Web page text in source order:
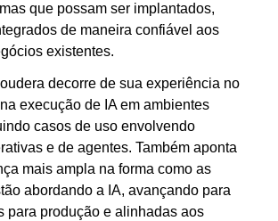
que possam ser implantados,
de maneira confiável aos
existentes.
decorre de sua experiência no
execução de IA em ambientes
casos de uso envolvendo
e de agentes. Também aponta
mais ampla na forma como as
abordando a IA, avançando para
para produção e alinhadas aos